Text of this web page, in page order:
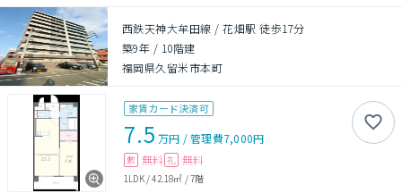
西鉄天神大牟田線 / 花畑駅 徒歩17分
築9年 / 10階建
福岡県久留米市本町
家賃カード決済可
7.5 万円 /管理費7,000円
敷 無料 礼 無料
1LDK/42.18㎡ /7階